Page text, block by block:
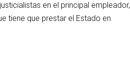
en el principal empleador,
tiene que prestar el Estado en